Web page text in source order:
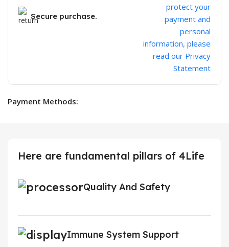
Secure purchase.
protect your
payment and
personal
information, please
read our Privacy
Statement
Payment Methods:
Here are fundamental pillars of 4Life
Quality And Safety
Immune System Support